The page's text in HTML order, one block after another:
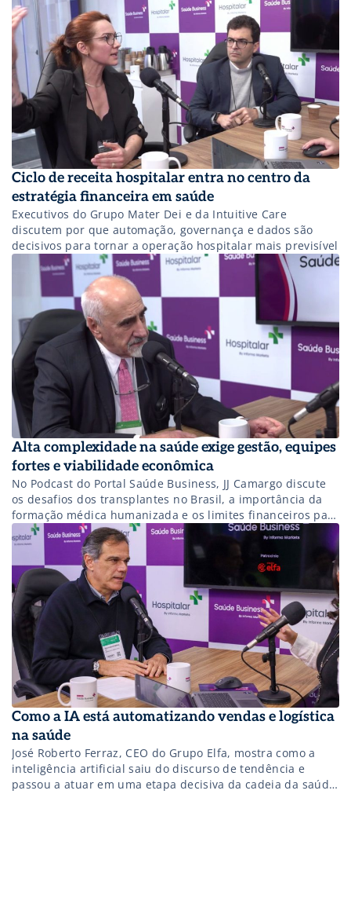
Ciclo de receita hospitalar entra no centro da
estratégia financeira em saúde
Executivos do Grupo Mater Dei e da Intuitive Care
discutem por que automação, governança e dados são
decisivos para tornar a operação hospitalar mais previsível
Alta complexidade na saúde exige gestão, equipes
fortes e viabilidade econômica
No Podcast do Portal Saúde Business, JJ Camargo discute
os desafios dos transplantes no Brasil, a importância da
formação médica humanizada e os limites financeiros para
manter procedimentos de alta complexidade.
Como a IA está automatizando vendas e logística
na saúde
José Roberto Ferraz, CEO do Grupo Elfa, mostra como a
inteligência artificial saiu do discurso de tendência e
passou a atuar em uma etapa decisiva da cadeia da saúde: